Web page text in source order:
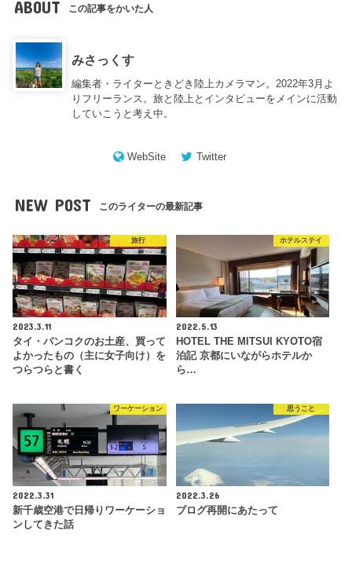
ABOUT この記事をかいた人
みさっくす
編集者・ライターときどき陸上カメラマン。2022年3月よ
りフリーランス。旅と陸上とインタビューをメインに活動
していこうと考え中。
WebSite Twitter
NEW POST このライターの最新記事
旅行
2023.3.11
タイ・バンコクのお土産、買って
よかったもの（主に女子向け）を
つらつらと書く
ホテルステイ
2022.5.13
HOTEL THE MITSUI KYOTO宿
泊記 京都にいながらホテルか
ら…
ワーケーション
2022.3.31
新千歳空港で日帰りワーケーショ
ンしてきた話
思うこと
2022.3.26
ブログ再開にあたって